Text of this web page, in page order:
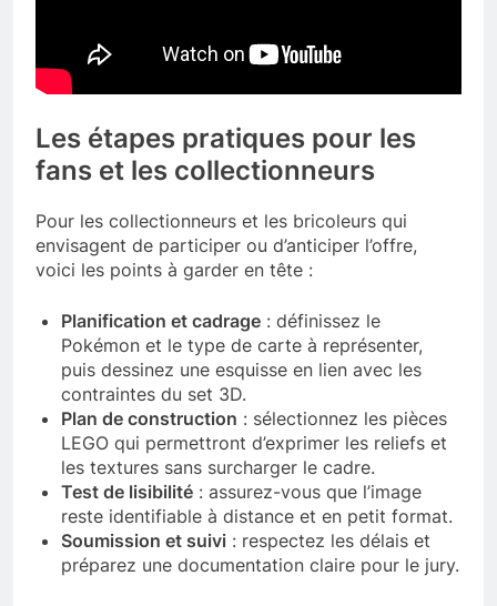
Les étapes pratiques pour les
fans et les collectionneurs
Pour les collectionneurs et les bricoleurs qui
envisagent de participer ou d’anticiper l’offre,
voici les points à garder en tête :
Planification et cadrage : définissez le
Pokémon et le type de carte à représenter,
puis dessinez une esquisse en lien avec les
contraintes du set 3D.
Plan de construction : sélectionnez les pièces
LEGO qui permettront d’exprimer les reliefs et
les textures sans surcharger le cadre.
Test de lisibilité : assurez-vous que l’image
reste identifiable à distance et en petit format.
Soumission et suivi : respectez les délais et
préparez une documentation claire pour le jury.